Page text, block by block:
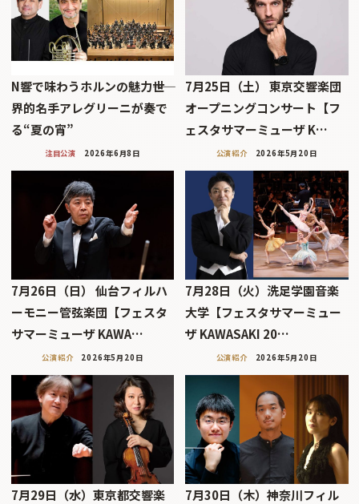
N響で味わうホルンの魅力――世
界的名手アレグリーニが奏で
る“夏の宵”
注目公演 2026年6月8日
7月25日（土） 東京交響楽団
オープニングコンサート【フ
ェスタサマーミューザ K…
公演紹介 2026年5月20日
7月26日（日） 仙台フィルハ
ーモニー管弦楽団【フェスタ
サマーミューザ KAWA…
公演紹介 2026年5月20日
7月28日（火）洗足学園音楽
大学【フェスタサマーミュー
ザ KAWASAKI 20…
公演紹介 2026年5月20日
7月29日（水）東京都交響楽
7月30日（木）神奈川フィル